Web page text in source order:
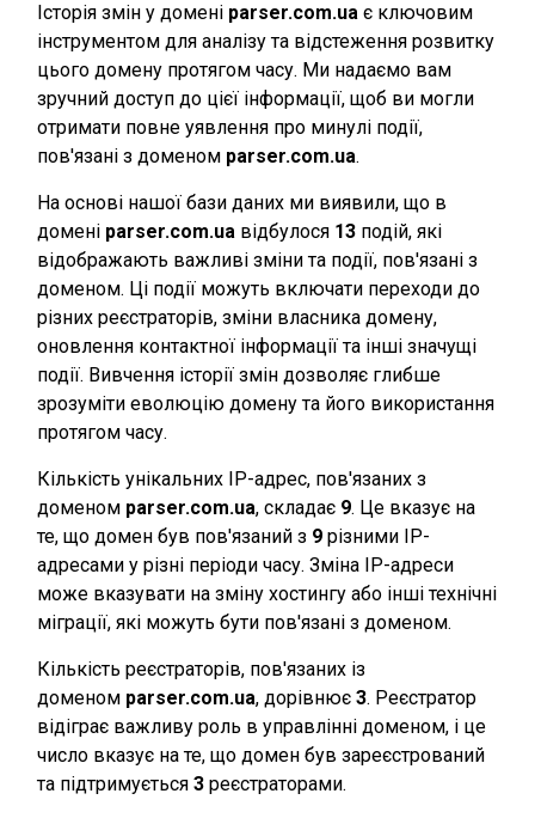
Історія змін у домені parser.com.ua є ключовим
інструментом для аналізу та відстеження розвитку
цього домену протягом часу. Ми надаємо вам
зручний доступ до цієї інформації, щоб ви могли
отримати повне уявлення про минулі події,
пов'язані з доменом parser.com.ua.
На основі нашої бази даних ми виявили, що в
домені parser.com.ua відбулося 13 подій, які
відображають важливі зміни та події, пов'язані з
доменом. Ці події можуть включати переходи до
різних реєстраторів, зміни власника домену,
оновлення контактної інформації та інші значущі
події. Вивчення історії змін дозволяє глибше
зрозуміти еволюцію домену та його використання
протягом часу.
Кількість унікальних IP-адрес, пов'язаних з
доменом parser.com.ua, складає 9. Це вказує на
те, що домен був пов'язаний з 9 різними IP-
адресами у різні періоди часу. Зміна IP-адреси
може вказувати на зміну хостингу або інші технічні
міграції, які можуть бути пов'язані з доменом.
Кількість реєстраторів, пов'язаних із
доменом parser.com.ua, дорівнює 3. Реєстратор
відіграє важливу роль в управлінні доменом, і це
число вказує на те, що домен був зареєстрований
та підтримується 3 реєстраторами.